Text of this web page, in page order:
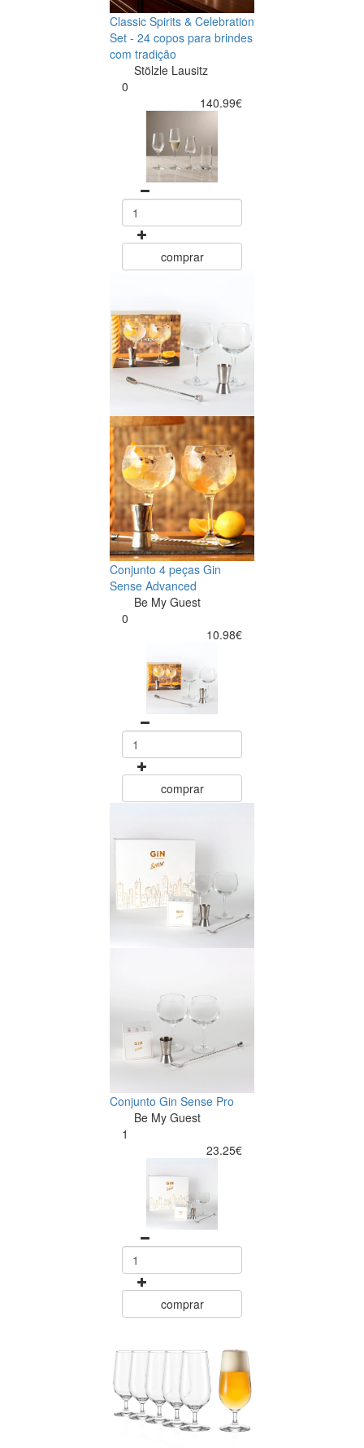
Classic Spirits & Celebration
Set - 24 copos para brindes
com tradição
Stölzle Lausitz
0
140.99€
comprar
Conjunto 4 peças Gin
Sense Advanced
Be My Guest
0
10.98€
comprar
Conjunto Gin Sense Pro
Be My Guest
1
23.25€
comprar